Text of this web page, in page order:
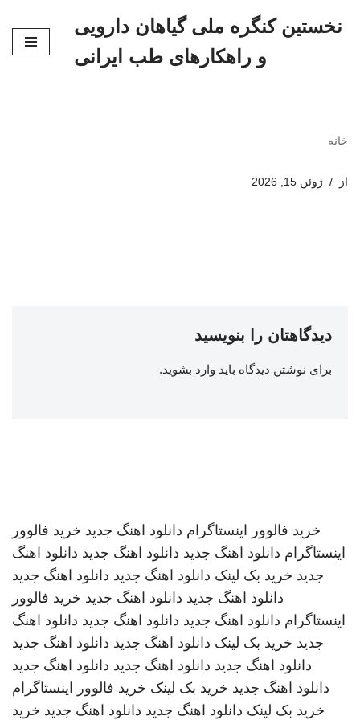
نخستین کنگره ملی گیاهان دارویی
و راهکارهای طب ایرانی
خانه
از ژوئن 15, 2026
دیدگاهتان را بنویسید
برای نوشتن دیدگاه باید وارد بشوید.
خرید فالوور اینستاگرام دانلود اهنگ جدید خرید فالوور
اینستاگرام دانلود اهنگ جدید دانلود اهنگ جدید دانلود اهنگ
جدید خرید بک لینک دانلود اهنگ جدید دانلود اهنگ جدید
دانلود اهنگ جدید دانلود اهنگ جدید خرید فالوور
اینستاگرام دانلود اهنگ جدید دانلود اهنگ جدید دانلود اهنگ
جدید خرید بک لینک دانلود اهنگ جدید دانلود اهنگ جدید
دانلود اهنگ جدید دانلود اهنگ جدید دانلود اهنگ جدید
دانلود اهنگ جدید خرید بک لینک خرید فالوور اینستاگرام
خرید بک لینک دانلود اهنگ جدید دانلود اهنگ جدید خرید